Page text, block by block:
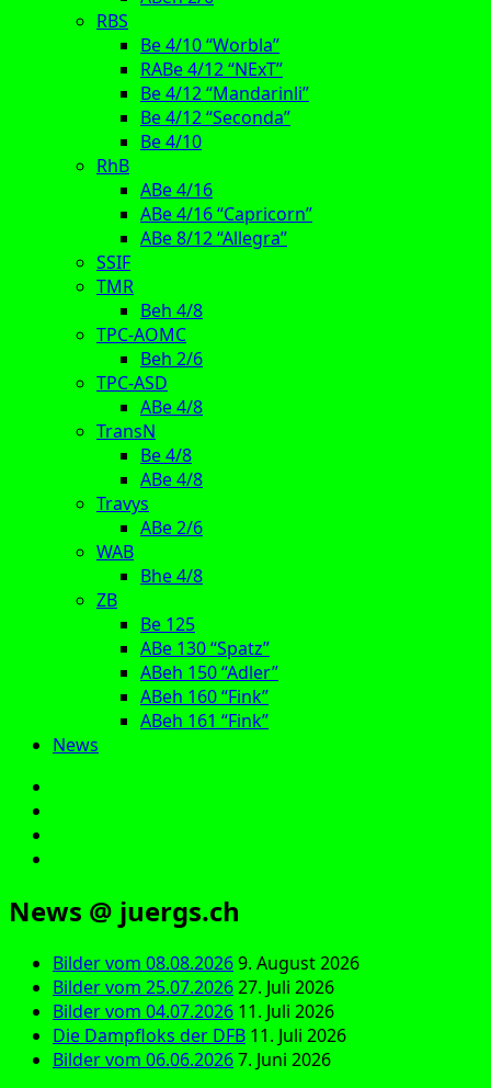
RBS
Be 4/10 “Worbla”
RABe 4/12 “NExT”
Be 4/12 “Mandarinli”
Be 4/12 “Seconda”
Be 4/10
RhB
ABe 4/16
ABe 4/16 “Capricorn”
ABe 8/12 “Allegra”
SSIF
TMR
Beh 4/8
TPC-AOMC
Beh 2/6
TPC-ASD
ABe 4/8
TransN
Be 4/8
ABe 4/8
Travys
ABe 2/6
WAB
Bhe 4/8
ZB
Be 125
ABe 130 “Spatz”
ABeh 150 “Adler”
ABeh 160 “Fink”
ABeh 161 “Fink”
News
News @ juergs.ch
Bilder vom 08.08.20269. August 2026
Bilder vom 25.07.202627. Juli 2026
Bilder vom 04.07.2026 11. Juli 2026
Die Dampfloks der DFB 11. Juli 2026
Bilder vom 06.06.20267. Juni 2026